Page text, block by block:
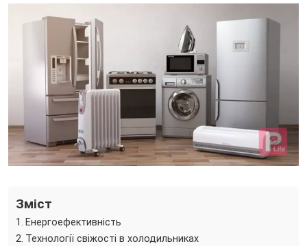
Зміст
Енергоефективність
Технології свіжості в холодильниках